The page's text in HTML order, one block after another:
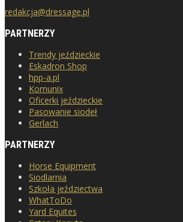
redakcja@dressage.pl
PARTNERZY
Trendy jeździeckie
Eskadron Shop
hpp-a.pl
Komunix
Oficerki jeździeckie
Pasowanie siodeł
Gerlach
PARTNERZY
Horse Equipment
Siodlarnia
Szkoła jeździectwa
WhatToDo
Yard Equites